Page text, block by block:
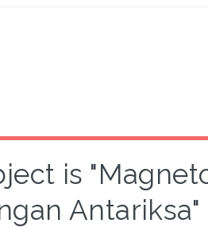
is
Antariksa"